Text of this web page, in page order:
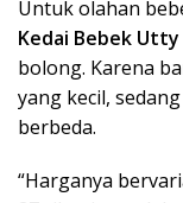
Untuk olahan
Kedai Bebek
bolong. Karena
yang kecil,
berbeda.
“Harganya